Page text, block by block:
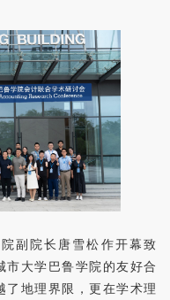
副院长唐雪松作开幕致
市大学巴鲁学院的友好合
了地理界限，更在学术理